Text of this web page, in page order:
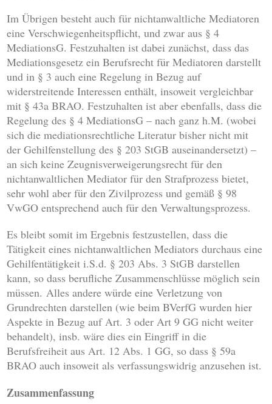
Im Übrigen besteht auch für nichtanwaltliche Mediatoren
eine Verschwiegenheitspflicht, und zwar aus § 4
MediationsG. Festzuhalten ist dabei zunächst, dass das
Mediationsgesetz ein Berufsrecht für Mediatoren darstellt
und in § 3 auch eine Regelung in Bezug auf
widerstreitende Interessen enthält, insoweit vergleichbar
mit § 43a BRAO. Festzuhalten ist aber ebenfalls, dass die
Regelung des § 4 MediationsG – nach ganz h.M. (wobei
sich die mediationsrechtliche Literatur bisher nicht mit
der Gehilfenstellung des § 203 StGB auseinandersetzt) –
an sich keine Zeugnisverweigerungsrecht für den
nichtanwaltlichen Mediator für den Strafprozess bietet,
sehr wohl aber für den Zivilprozess und gemäß § 98
VwGO entsprechend auch für den Verwaltungsprozess.
Es bleibt somit im Ergebnis festzustellen, dass die
Tätigkeit eines nichtanwaltlichen Mediators durchaus eine
Gehilfentätigkeit i.S.d. § 203 Abs. 3 StGB darstellen
kann, so dass berufliche Zusammenschlüsse möglich sein
müssen. Alles andere würde eine Verletzung von
Grundrechten darstellen (wie beim BVerfG wurden hier
Aspekte in Bezug auf Art. 3 oder Art 9 GG nicht weiter
behandelt), insb. wäre dies ein Eingriff in die
Berufsfreiheit aus Art. 12 Abs. 1 GG, so dass § 59a
BRAO auch insoweit als verfassungswidrig anzusehen ist.
Zusammenfassung